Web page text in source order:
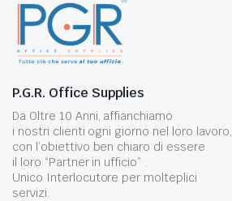
P.G.R. Office Supplies
Da Oltre 10 Anni, affianchiamo
i nostri clienti ogni giorno nel loro lavoro,
con l’obiettivo ben chiaro di essere
il loro “Partner in ufficio” .
Unico Interlocutore per molteplici
servizi.